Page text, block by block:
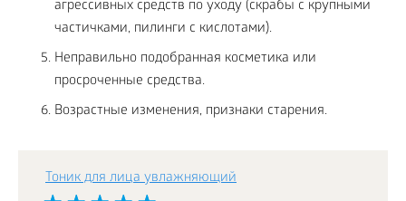
агрессивных средств по уходу (скрабы с крупными
частичками, пилинги с кислотами).
Неправильно подобранная косметика или
просроченные средства.
Возрастные изменения, признаки старения.
Тоник для лица увлажняющий